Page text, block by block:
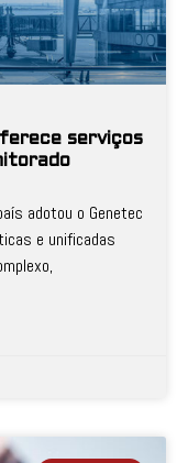
serviços
adotou o Genetec
e unificadas